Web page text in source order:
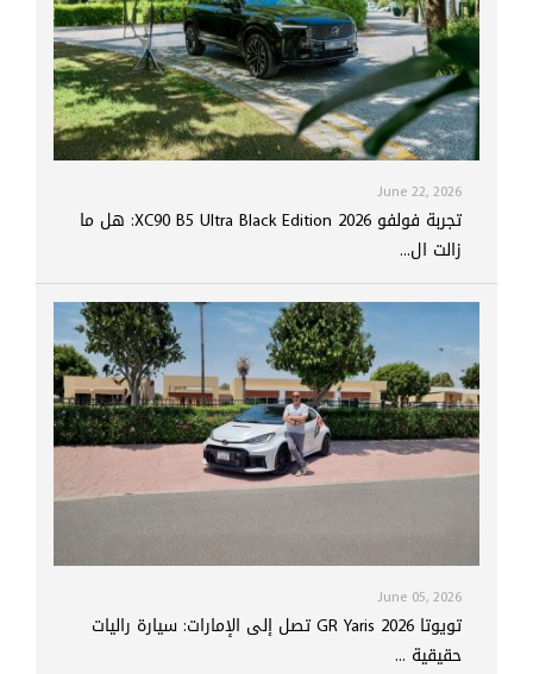
June 22, 2026
تجربة فولفو XC90 B5 Ultra Black Edition 2026: هل ما
زالت ال...
June 05, 2026
تويوتا GR Yaris 2026 تصل إلى الإمارات: سيارة راليات
حقيقية ...